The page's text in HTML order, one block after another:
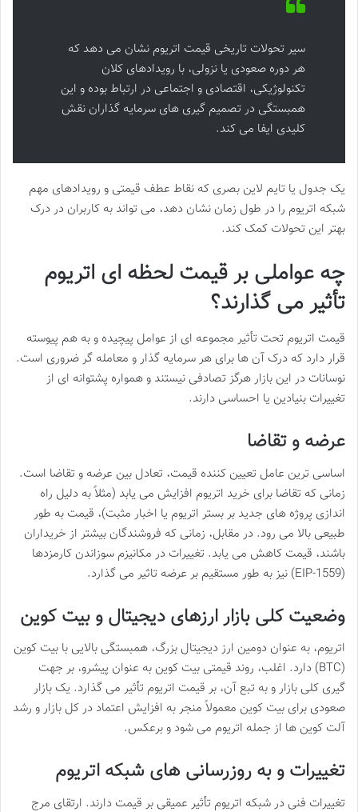
سیر تحولات تاریخی قیمت اتریوم نشان می دهد که
هر دوره صعودی یا نزولی، با رویدادهای کلان
تکنولوژیکی، اقتصادی و اجتماعی در ارتباط بوده و این
همبستگی در تصمیم گیری های سرمایه گذاران نقش
کلیدی ایفا می کند.
یک جدول یا تایم لاین بصری که نقاط عطف قیمتی و رویدادهای مهم
شبکه اتریوم را در طول زمان نشان دهد، می تواند به کاربران در درک
بهتر این تحولات کمک کند.
چه عواملی بر قیمت لحظه ای اتریوم
تأثیر می گذارند؟
قیمت اتریوم تحت تأثیر مجموعه ای از عوامل پیچیده و به هم پیوسته
قرار دارد که درک آن ها برای هر سرمایه گذار و معامله گر ضروری است.
نوسانات در این بازار هرگز تصادفی نیستند و همواره پشتوانه ای از
تغییرات بنیادین یا احساسی دارند.
عرضه و تقاضا
اساسی ترین عامل تعیین کننده قیمت، تعادل بین عرضه و تقاضا است.
زمانی که تقاضا برای خرید اتریوم افزایش می یابد (مثلاً به دلیل راه
اندازی پروژه های جدید بر بستر اتریوم یا اخبار مثبت)، قیمت به طور
طبیعی بالا می رود. در مقابل، زمانی که فروشندگان بیشتر از خریداران
باشند، قیمت کاهش می یابد. تغییرات در مکانیزم سوزاندن کارمزدها
(EIP-1559) نیز به طور مستقیم بر عرضه تاثیر می گذارد.
وضعیت کلی بازار ارزهای دیجیتال و بیت کوین
اتریوم، به عنوان دومین ارز دیجیتال بزرگ، همبستگی بالایی با بیت کوین
(BTC) دارد. اغلب، روند قیمتی بیت کوین به عنوان پیشرو، بر جهت
گیری کلی بازار و به تبع آن، بر قیمت اتریوم تأثیر می گذارد. یک بازار
صعودی برای بیت کوین معمولاً منجر به افزایش اعتماد در کل بازار و رشد
آلت کوین ها از جمله اتریوم می شود و برعکس.
تغییرات و به روزرسانی های شبکه اتریوم
تغییرات فنی در شبکه اتریوم تأثیر عمیقی بر قیمت دارند. ارتقای مرج